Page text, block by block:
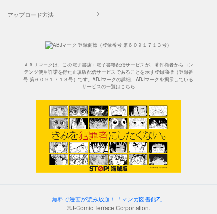
アップロード方法
ＡＢＪマークは、この電子書店・電子書籍配信サービスが、著作権者からコン
テンツ使用許諾を得た正規版配信サービスであることを示す登録商標（登録番
号 第６０９１７１３号）です。ABJマークの詳細、ABJマークを掲示している
サービスの一覧はこちら
無料で漫画が読み放題！「マンガ図書館Z」
©J-Comic Terrace Corportation.